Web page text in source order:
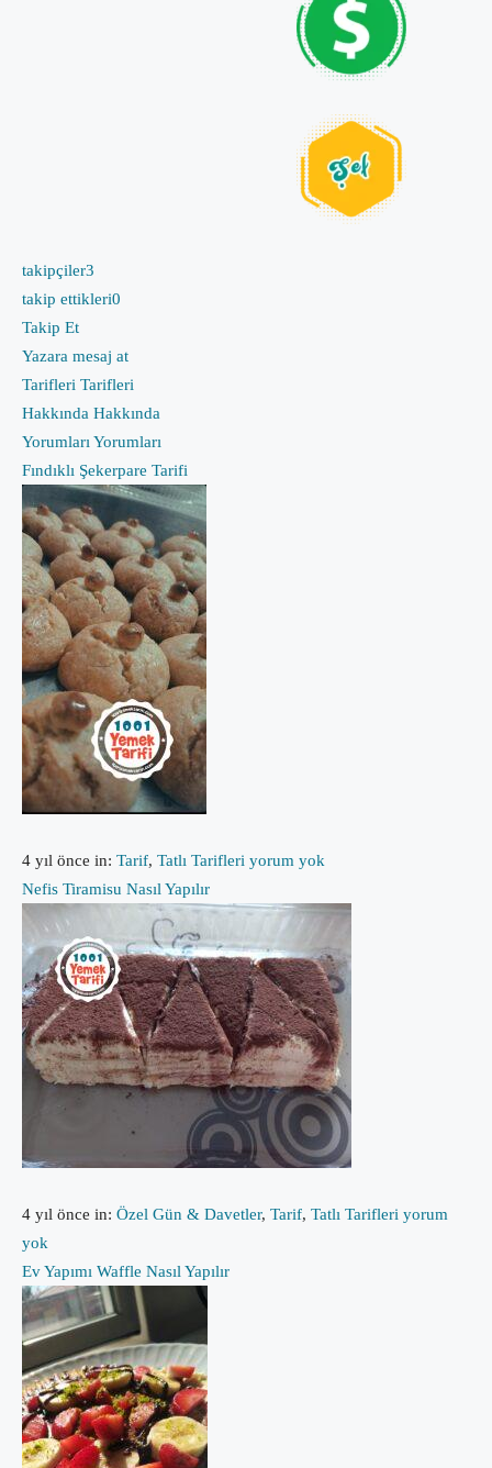
takipçiler3
takip ettikleri0
Takip Et
Yazara mesaj at
Tarifleri Tarifleri
Hakkında Hakkında
Yorumları Yorumları
Fındıklı Şekerpare Tarifi
4 yıl önce in: Tarif, Tatlı Tarifleri yorum yok
Nefis Tiramisu Nasıl Yapılır
4 yıl önce in: Özel Gün & Davetler, Tarif, Tatlı Tarifleri yorum
yok
Ev Yapımı Waffle Nasıl Yapılır